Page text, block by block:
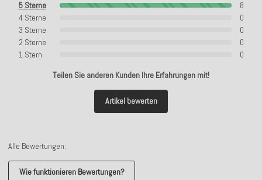
5 Sterne
8
4 Sterne
0
3 Sterne
0
2 Sterne
0
1 Stern
0
Teilen Sie anderen Kunden Ihre Erfahrungen mit!
Artikel bewerten
Alle Bewertungen:
Wie funktionieren Bewertungen?